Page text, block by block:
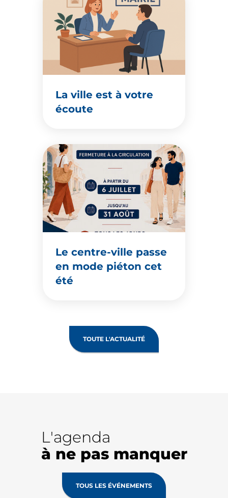
La ville est à votre
écoute
Le centre-ville passe
en mode piéton cet
été
TOUTE L'ACTUALITÉ
L'agenda
à ne pas manquer
TOUS LES ÉVÉNEMENTS